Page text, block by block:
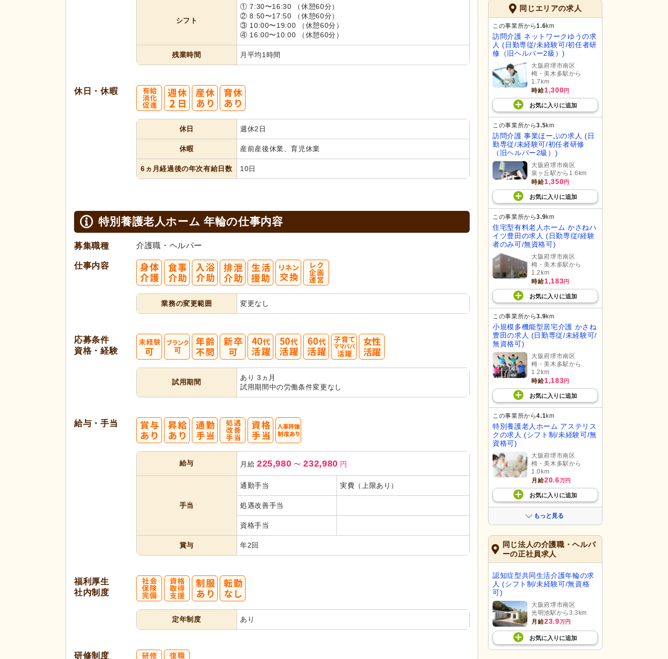
シフト
① 7:30〜16:30 （休憩60分）
② 8:50〜17:50 （休憩60分）
③ 10:00〜19:00 （休憩60分）
④ 16:00〜10:00 （休憩60分）
残業時間 月平均1時間
休日・休暇
休日 週休2日
休暇 産前産後休業、育児休業
6ヵ月経過後の年次有給日数 10日
特別養護老人ホーム 年輪の仕事内容
募集職種 介護職・ヘルパー
仕事内容
業務の変更範囲 変更なし
応募条件
資格・経験
試用期間
あり 3ヵ月
試用期間中の労働条件変更なし
給与・手当
給与 月給 225,980 〜 232,980 円
手当
通勤手当 実費（上限あり）
処遇改善手当
資格手当
賞与 年2回
福利厚生
社内制度
定年制度 あり
研修制度
同じエリアの求人
この事業所から1.6km
訪問介護 ネットワークゆうの求
人 (日勤専従/未経験可/初任者研
修（旧ヘルパー2級）)
大阪府堺市南区
栂・美木多駅から
1.7km
時給1,300円
お気に入り に追加
この事業所から3.5km
訪問介護 事業ほーぷの求人 (日
勤専従/未経験可/初任者研修
（旧ヘルパー2級）)
大阪府堺市南区
泉ヶ丘駅から1.6km
時給1,350円
お気に入り に追加
この事業所から3.9km
住宅型有料老人ホーム かさねハ
イツ豊田の求人 (日勤専従/経験
者のみ可/無資格可)
大阪府堺市南区
栂・美木多駅から
1.2km
時給1,183円
お気に入り に追加
この事業所から3.9km
小規模多機能型居宅介護 かさね
豊田の求人 (日勤専従/未経験可/
無資格可)
大阪府堺市南区
栂・美木多駅から
1.2km
時給1,183円
お気に入り に追加
この事業所から4.1km
特別養護老人ホーム アステリス
クの求人 (シフト制/未経験可/無
資格可)
大阪府堺市南区
栂・美木多駅から
1.0km
月給20.6万円
お気に入り に追加
もっと見る
同じ法人の介護職・ヘルパ
ーの正社員求人
認知症型共同生活介護年輪の求
人 (シフト制/未経験可/無資格
可)
大阪府堺市南区
光明池駅から3.3km
月給23.9万円
お気に入り に追加